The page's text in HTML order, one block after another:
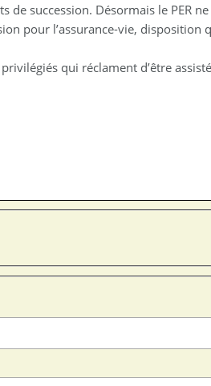
succession. Désormais le PER
pour l’assurance-vie, disposition
qui réclament d’être